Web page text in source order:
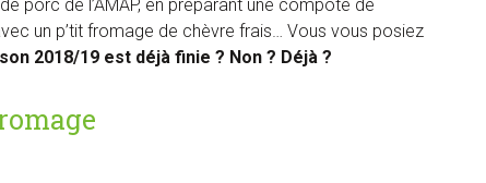
porc de l’AMAP, en préparant une compote de
un p’tit fromage de chèvre frais… Vous vous posiez
2018/19 est déjà finie ? Non ? Déjà ?